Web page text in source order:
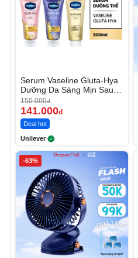
Serum Vaseline Gluta-Hya
Dưỡng Da Sáng Mịn Sau 7
Ngày
150.000đ
141.000đ
Deal hot
Unilever
-63%